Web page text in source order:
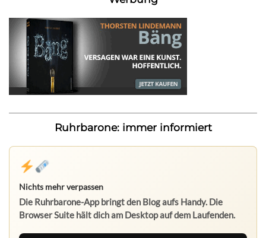
Ruhrbarone: immer informiert
Nichts mehr verpassen
Die Ruhrbarone-App bringt den Blog aufs Handy. Die
Browser Suite hält dich am Desktop auf dem Laufenden.